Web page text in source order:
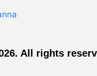
All rights